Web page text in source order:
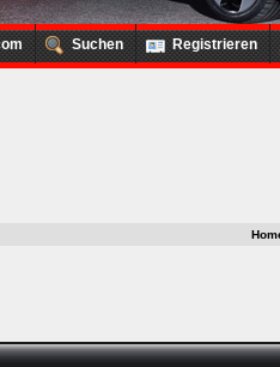
Suchen Registrieren